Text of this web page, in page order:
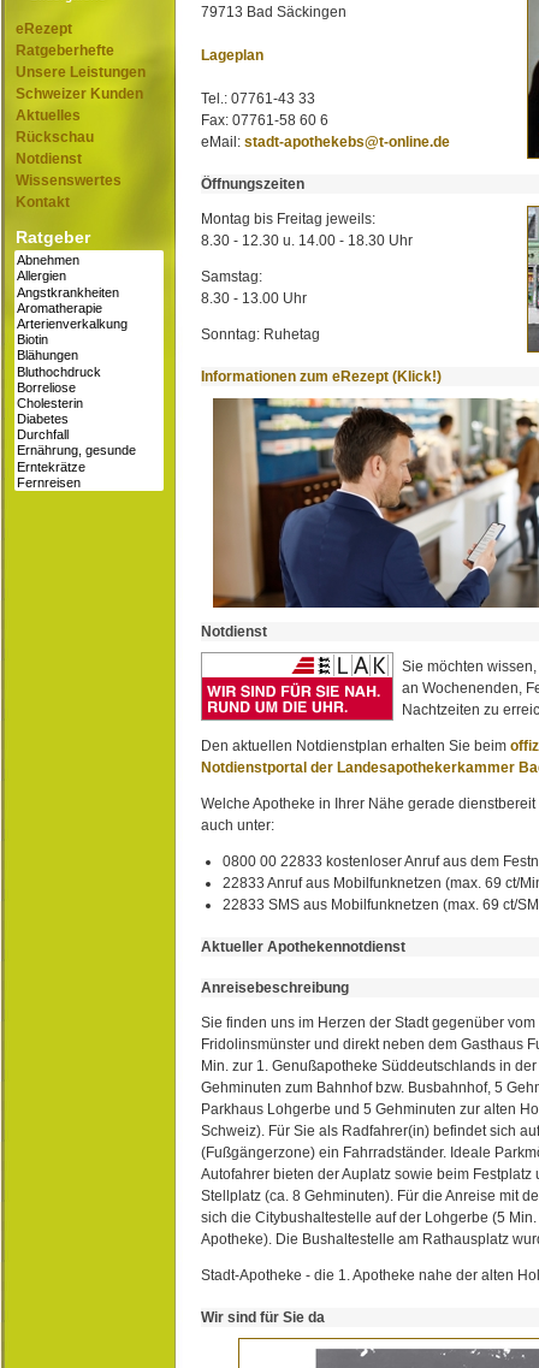
eRezept
Ratgeberhefte
Unsere Leistungen
Schweizer Kunden
Aktuelles
Rückschau
Notdienst
Wissenswertes
Kontakt
Ratgeber
79713 Bad Säckingen
Lageplan
Tel.: 07761-43 33
Fax: 07761-58 60 6
eMail: stadt-apothekebs@t-online.de
Öffnungszeiten
Montag bis Freitag jeweils:
8.30 - 12.30 u. 14.00 - 18.30 Uhr
Samstag:
8.30 - 13.00 Uhr
Sonntag: Ruhetag
Informationen zum eRezept (Klick!)
Notdienst
Sie möchten
an Wochenenden,
Nachtzeiten zu
Den aktuellen Notdienstplan erhalten Sie beim
Notdienstportal der Landesapothekerkammer
Welche Apotheke in Ihrer Nähe gerade
auch unter:
0800 00 22833 kostenloser Anruf aus dem
22833 Anruf aus Mobilfunknetzen (max. 69 ct/
22833 SMS aus Mobilfunknetzen (max. 69 ct/
Aktueller Apothekennotdienst
Anreisebeschreibung
Sie finden uns im Herzen der Stadt gegenüber
Fridolinsmünster und direkt neben dem Gasthaus
Min. zur 1. Genußapotheke Süddeutschlands in
Gehminuten zum Bahnhof bzw. Busbahnhof, 5
Parkhaus Lohgerbe und 5 Gehminuten zur alten
Schweiz). Für Sie als Radfahrer(in) befindet sich
(Fußgängerzone) ein Fahrradständer. Ideale
Autofahrer bieten der Auplatz sowie beim Festplatz
Stellplatz (ca. 8 Gehminuten). Für die Anreise mit
sich die Citybushaltestelle auf der Lohgerbe (5
Apotheke). Die Bushaltestelle am Rathausplatz
Stadt-Apotheke - die 1. Apotheke nahe der alten
Wir sind für Sie da